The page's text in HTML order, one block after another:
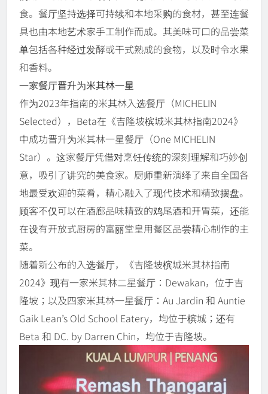
食。餐厅坚持选择可持续和本地采购的食材，甚至连餐
具也由本地艺术家手工制作而成。其美味可口的品尝菜
单包括各种经过发酵或干式熟成的食物，以及时令水果
和香料。
一家餐厅晋升为米其林一星
作为2023年指南的米其林入选餐厅（MICHELIN
Selected），Beta在《吉隆坡槟城米其林指南2024》
中成功晋升为米其林一星餐厅（One MICHELIN
Star）。这家餐厅凭借对烹饪传统的深刻理解和巧妙创
意，吸引了讲究的美食家。厨师重新演绎了来自全国各
地最受欢迎的菜肴，精心融入了现代技术和精致摆盘。
顾客不仅可以在酒廊品味精致的鸡尾酒和开胃菜，还能
在设有开放式厨房的富丽堂皇用餐区品尝精心制作的主
菜。
随着新公布的入选餐厅，《吉隆坡槟城米其林指南
2024》现有一家米其林二星餐厅：Dewakan，位于吉
隆坡；以及四家米其林一星餐厅：Au Jardin 和 Auntie
Gaik Lean’s Old School Eatery，均位于槟城；还有
Beta 和 DC. by Darren Chin，均位于吉隆坡。